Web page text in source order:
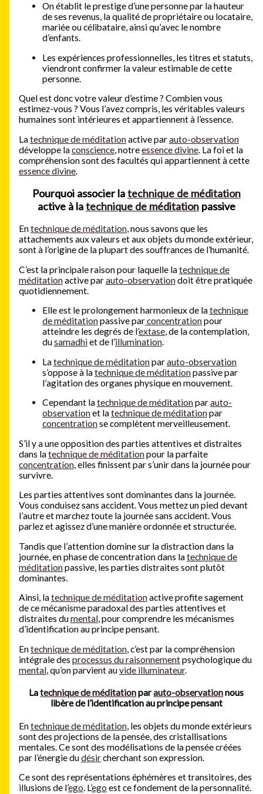
On établit le prestige d’une personne par la hauteur
de ses revenus, la qualité de propriétaire ou locataire,
mariée ou célibataire, ainsi qu’avec le nombre
d’enfants.
Les expériences professionnelles, les titres et statuts,
viendront confirmer la valeur estimable de cette
personne.
Quel est donc votre valeur d’estime ? Combien vous
estimez-vous ? Vous l’avez compris, les véritables valeurs
humaines sont intérieures et appartiennent à l’essence.
Latechnique de méditationactive parauto-observation
développe laconscience, notreessence divine. La foi et la
compréhension sont des facultés qui appartiennent à cette
essence divine.
Pourquoi associer latechnique de méditation
active à latechnique de méditationpassive
Entechnique de méditation, nous savons que les
attachements aux valeurs et aux objets du monde extérieur,
sont à l’origine de la plupart des souffrances de l’humanité.
C’est la principale raison pour laquelle latechnique de
méditationactive parauto-observationdoit être pratiquée
quotidiennement.
Elle est le prolongement harmonieux de latechnique
de méditationpassive parconcentrationpour
atteindre les degrés de l’extase, de la contemplation,
dusamadhiet de l’illumination.
Latechnique de méditationparauto-observation
s’oppose à latechnique de méditationpassive par
l’agitation des organes physique en mouvement.
Cependant latechnique de méditationparauto-
observationet latechnique de méditationpar
concentrationse complètent merveilleusement.
S’il y a une opposition des parties attentives et distraites
dans latechnique de méditationpour la parfaite
concentration, elles finissent par s’unir dans la journée pour
survivre.
Les parties attentives sont dominantes dans la journée.
Vous conduisez sans accident. Vous mettez un pied devant
l’autre et marchez toute la journée sans accident. Vous
parlez et agissez d’une manière ordonnée et structurée.
Tandis que l’attention domine sur la distraction dans la
journée, en phase de concentration dans latechnique de
méditationpassive, les parties distraites sont plutôt
dominantes.
Ainsi, latechnique de méditationactive profite sagement
de ce mécanisme paradoxal des parties attentives et
distraites dumental, pour comprendre les mécanismes
d’identification au principe pensant.
Entechnique de méditation, c’est par la compréhension
intégrale des processus du raisonnementpsychologique du
mental, qu’on parvient auvide illuminateur.
Latechnique de méditationparauto-observationnous
libère de l’identification au principe pensant
Entechnique de méditation, les objets du monde extérieurs
sont des projections de la pensée, des cristallisations
mentales. Ce sont des modélisations de la pensée créées
par l’énergie dudésircherchant son expression.
Ce sont des représentations éphémères et transitoires, des
illusions de l’ego. L’ego est ce fondement de la personnalité.